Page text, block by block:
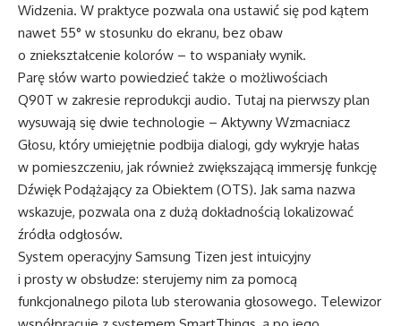
Widzenia. W praktyce pozwala ona ustawić się pod kątem
nawet 55° w stosunku do ekranu, bez obaw
o zniekształcenie kolorów – to wspaniały wynik.
Parę słów warto powiedzieć także o możliwościach
Q90T w zakresie reprodukcji audio. Tutaj na pierwszy plan
wysuwają się dwie technologie – Aktywny Wzmacniacz
Głosu, który umiejętnie podbija dialogi, gdy wykryje hałas
w pomieszczeniu, jak również zwiększającą immersję funkcję
Dźwięk Podążający za Obiektem (OTS). Jak sama nazwa
wskazuje, pozwala ona z dużą dokładnością lokalizować
źródła odgłosów.
System operacyjny Samsung Tizen jest intuicyjny
i prosty w obsłudze: sterujemy nim za pomocą
funkcjonalnego pilota lub sterowania głosowego. Telewizor